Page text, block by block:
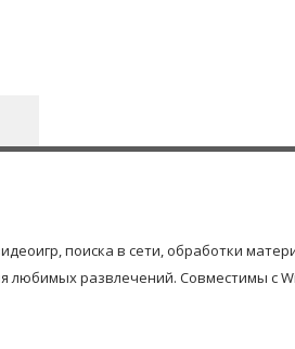
поиска в сети, обработки
развлечений. Совместимы с